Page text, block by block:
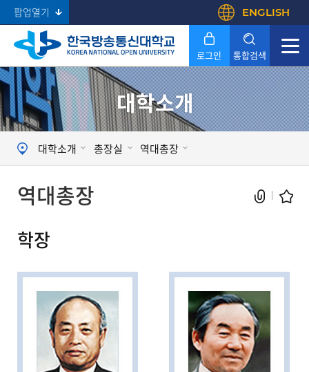
팝업열기 ENGLISH
로그인 통합검색
Search 대학소개
대학소개 총장실 역대총장
역대총장
학장